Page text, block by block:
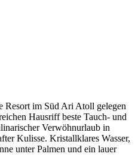
Resort im Süd Ari Atoll gelegen
Hausriff beste Tauch- und
Verwöhnurlaub in
Kulisse. Kristallklares Wasser,
unter Palmen und ein lauer